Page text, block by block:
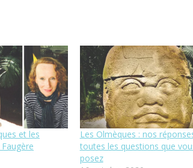
et les
Les Olmèques : nos
toutes les questions que
posez